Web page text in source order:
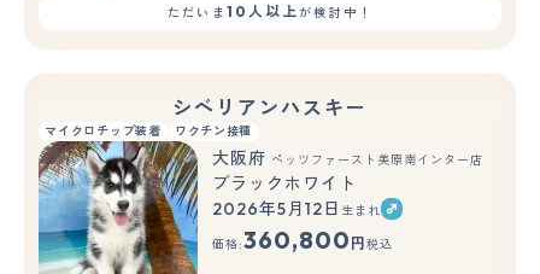
ただいま 10人以上が検討中！
シベリアンハスキー
マイクロチップ装着 ワクチン接種
もっと見る
大阪府 ペッツファースト美原南インター店
ブラックホワイト
2026年5月12日 生まれ
価格:360,800 円 税込